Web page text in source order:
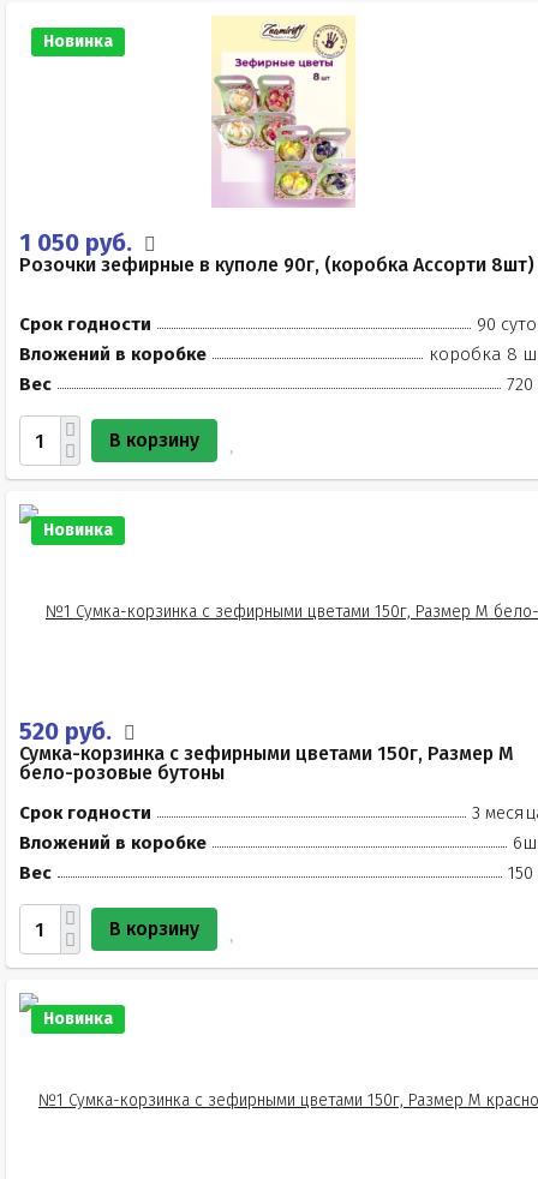
Новинка
1 050 руб.
Розочки зефирные в куполе 90г, (коробка Ассорти 8шт)
Срок годности
90
Вложений в коробке
коробка 8
Вес
720
В корзину
Новинка
520 руб.
Сумка-корзинка с зефирными цветами 150г, Размер М
бело-розовые бутоны
Срок годности
3
Вложений в коробке
Вес
150
В корзину
Новинка